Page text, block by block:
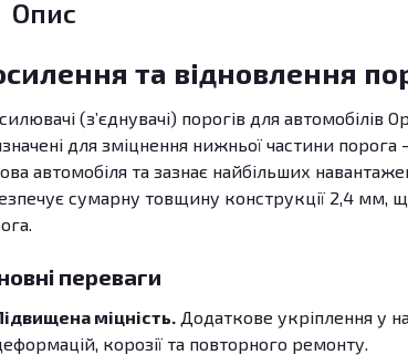
Опис
та відновлення
(з’єднувачі) порогів для автомобілів
для зміцнення нижньої частини
автомобіля та зазнає найбільших
сумарну товщину конструкції 2,4 мм,
переваги
міцність. Додаткове укріплення у
корозії та повторного ремонту.